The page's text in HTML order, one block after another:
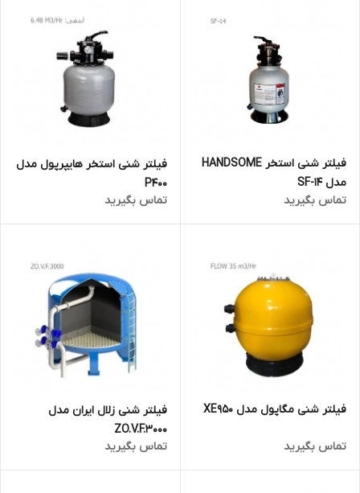
فیلتر شنی استخر HANDSOME
مدل SF-14
تماس بگیرید
فیلتر شنی استخر هایپرپول مدل
P400
تماس بگیرید
فیلتر شنی مگاپول مدل XE950
تماس بگیرید
فیلتر شنی زلال ایران مدل
ZO.V.F.3000
تماس بگیرید